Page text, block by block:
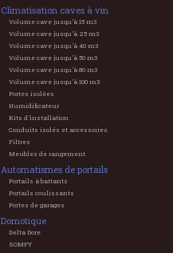
Climatisation caves à vin
Volume cave jusqu'à 15 m3
Volume cave jusqu'à 25 m3
Volume cave jusqu'à 40 m3
Volume cave jusqu'à 50 m3
Volume cave jusqu'à 80 m3
Volume cave jusqu'à 100 m3
Portes isolées
Humidificateur
Kits d'installation
Conduits isolés et accessoires
Filtres
Meubles de rangement
Automatismes de portails
Portails à battants
Portails coulissants
Portes de garages
Domotique
Delta Dore
SOMFY